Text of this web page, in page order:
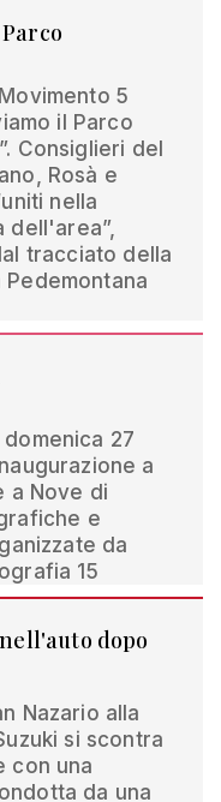
5
il Parco
Consiglieri del
Rosà e
nella
dell'area”,
tracciato della
27
a
a Nove di
e
da
15
dopo
Nazario alla
si scontra
con una
da una